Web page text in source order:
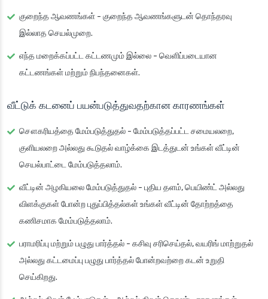
குறைந்த ஆவணங்கள் - குறைந்த ஆவணங்களுடன் தொந்தரவு
இல்லாத செயல்முறை.
எந்த மறைக்கப்பட்ட கட்டணமும் இல்லை - வெளிப்படையான
கட்டணங்கள் மற்றும் நிபந்தனைகள்.
வீட்டுக் கடனைப் பயன்படுத்துவதற்கான காரணங்கள்
சௌகரியத்தை மேம்படுத்துதல் - மேம்படுத்தப்பட்ட சமையலறை,
குளியலறை அல்லது கூடுதல் வாழ்க்கை இடத்துடன் உங்கள் வீட்டின்
செயல்பாட்டை மேம்படுத்தலாம்.
வீட்டின் அழகியலை மேம்படுத்துதல் - புதிய தளம், பெயிண்ட் அல்லது
விளக்குகள் போன்ற புதுப்பித்தல்கள் உங்கள் வீட்டின் தோற்றத்தை
கணிசமாக மேம்படுத்தலாம்.
பராமரிப்பு மற்றும் பழுது பார்த்தல் - கசிவு சரிசெய்தல், வயரிங் மாற்றுதல்
அல்லது கட்டமைப்பு பழுது பார்த்தல் போன்றவற்றை கடன் உறுதி
செய்கிறது.